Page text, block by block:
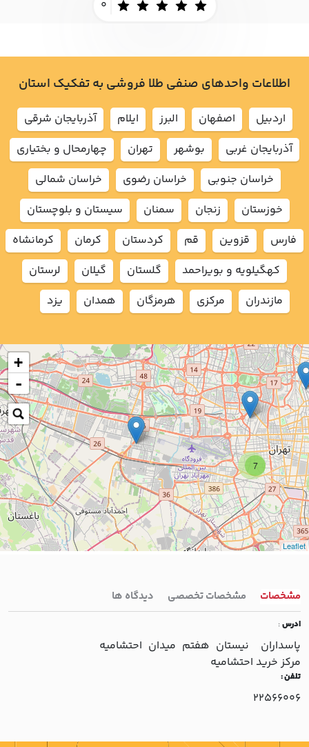
0
7
+
-
Leaflet
اطلاعات واحدهای صنفی طلا فروشی به تفکیک استان
اردبيل اصفهان البرز ايلام
آذربايجان شرقي
آذربايجان غربي
بوشهر تهران
چهارمحال و بختياري
خراسان جنوبي
خراسان رضوي
خراسان شمالي
خوزستان
زنجان سمنان
سيستان و بلوچستان
فارس
قزوين قم كردستان كرمان
كرمانشاه
كهگيلويه و بويراحمد
گلستان گيلان
لرستان
مازندران
مركزي هرمزگان همدان يزد
مشخصات مشخصات تخصصی دیدگاه ها
ادرس:
پاسداران نيستان هفتم ميدان احتشاميه
مرکز خريد احتشاميه
تلفن :
22566006